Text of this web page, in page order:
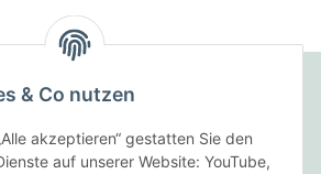
bieten wir an:
& Co nutzen
akzeptieren“ gestatten Sie den
auf unserer Website: YouTube,